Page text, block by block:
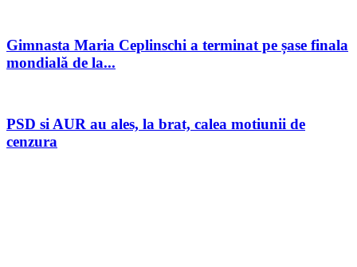
Gimnasta Maria Ceplinschi a terminat pe șase finala
mondială de la...
PSD si AUR au ales, la brat, calea motiunii de
cenzura